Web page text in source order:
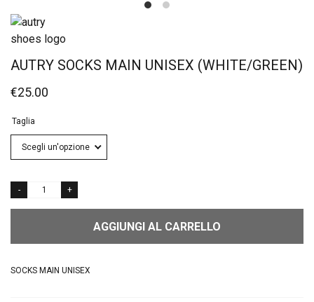
AUTRY SOCKS MAIN UNISEX (WHITE/GREEN)
€25.00
Taglia
AGGIUNGI AL CARRELLO
SOCKS MAIN UNISEX